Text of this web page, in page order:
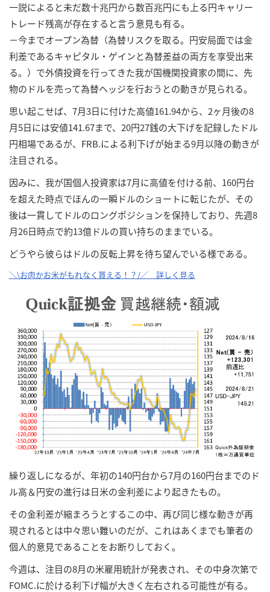
一説によると未だ数十兆円から数百兆円にも上る円キャリー
トレード残高が存在すると言う意見も有る。
－今までオープン為替（為替リスクを取る。円安局面では金
利差であるキャピタル・ゲインと為替差益の両方を享受出来
る。）で外債投資を行ってきた我が国機関投資家の間に、先
物のドルを売って為替ヘッジを行おうとの動きが見られる。
思い起こせば、7月3日に付けた高値161.94から、2ヶ月後の8
月5日には安値141.67まで、20円27銭の大下げを記録したドル
円相場であるが、FRB.による利下げが始まる9月以降の動きが
注目される。
因みに、我が国個人投資家は7月に高値を付ける前、160円台
を超えた時点でほんの一瞬ドルのショートに転じたが、その
後は一貫してドルのロングポジションを保持しており、先週8
月26日時点で約13億ドルの買い持ちのままでいる。
どうやら彼らはドルの反転上昇を待ち望んでいる様である。
＼\お肉かお米がもれなく貰える！？/／ 詳しく見る
繰り返しになるが、年初の140円台から7月の160円台までのド
ル高＆円安の進行は日米の金利差により起きたもの。
その金利差が縮まろうとするこの中、再び同じ様な動きが再
現されるとは中々思い難いのだが、これはあくまでも筆者の
個人的意見であることをお断りしておく。
今週は、注目の8月の米雇用統計が発表され、その中身次第で
FOMC.に於ける利下げ幅が大きく左右される可能性が有る。